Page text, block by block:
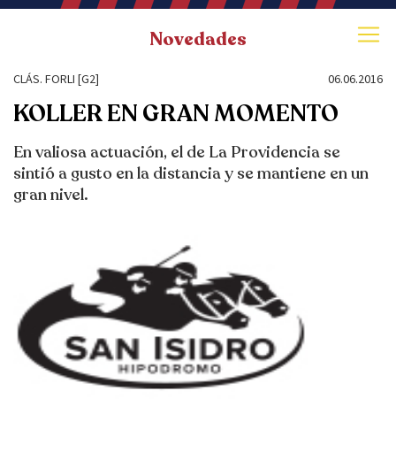
Novedades
CLÁS. FORLI [G2] 06.06.2016
KOLLER EN GRAN MOMENTO
En valiosa actuación, el de La Providencia se
sintió a gusto en la distancia y se mantiene en un
gran nivel.